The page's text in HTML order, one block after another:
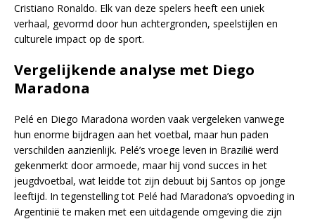
Cristiano Ronaldo. Elk van deze spelers heeft een uniek
verhaal, gevormd door hun achtergronden, speelstijlen en
culturele impact op de sport.
Vergelijkende analyse met Diego
Maradona
Pelé en Diego Maradona worden vaak vergeleken vanwege
hun enorme bijdragen aan het voetbal, maar hun paden
verschilden aanzienlijk. Pelé’s vroege leven in Brazilië werd
gekenmerkt door armoede, maar hij vond succes in het
jeugdvoetbal, wat leidde tot zijn debuut bij Santos op jonge
leeftijd. In tegenstelling tot Pelé had Maradona’s opvoeding in
Argentinië te maken met een uitdagende omgeving die zijn